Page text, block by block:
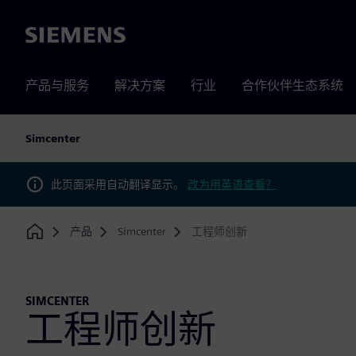
Siemens
产品与服务 解决方案 行业 合作伙伴生态系统
Simcenter
此页面采用自动翻译显示。 改为用英语查看？
Home
产品 Simcenter 工程师创新
SIMCENTER
工程师创新